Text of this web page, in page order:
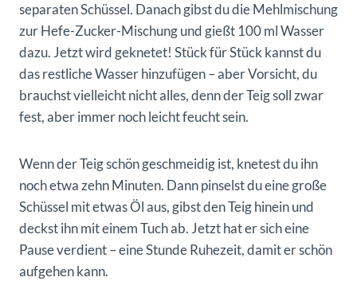
separaten Schüssel. Danach gibst du die Mehlmischung
zur Hefe-Zucker-Mischung und gießt 100 ml Wasser
dazu. Jetzt wird geknetet! Stück für Stück kannst du
das restliche Wasser hinzufügen – aber Vorsicht, du
brauchst vielleicht nicht alles, denn der Teig soll zwar
fest, aber immer noch leicht feucht sein.
Wenn der Teig schön geschmeidig ist, knetest du ihn
noch etwa zehn Minuten. Dann pinselst du eine große
Schüssel mit etwas Öl aus, gibst den Teig hinein und
deckst ihn mit einem Tuch ab. Jetzt hat er sich eine
Pause verdient – eine Stunde Ruhezeit, damit er schön
aufgehen kann.